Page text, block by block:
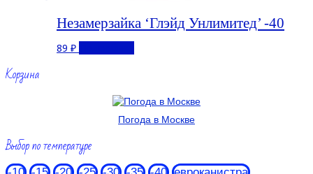
Незамерзайка ‘Глэйд Унлимитед’ -40
89 ₽
Корзина
Погода в Москве
Выбор по температуре